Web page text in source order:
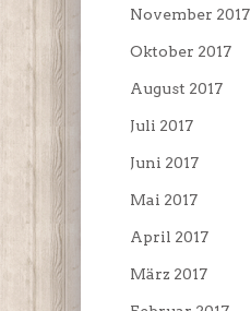
November 2017
Oktober 2017
August 2017
Juli 2017
Juni 2017
Mai 2017
April 2017
März 2017